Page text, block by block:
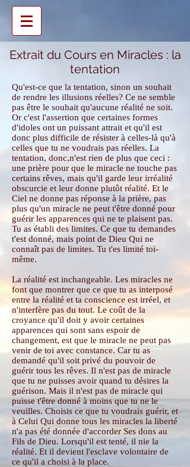
Extrait du Cours en Miracles : la
tentation
Qu'est-ce que la tentation, sinon un souhait
de rendre les illusions réelles? Ce ne semble
pas être le souhait qu'aucune réalité ne soit.
Or c'est l'assertion que certaines formes
d'idoles ont un puissant attrait et qu'il est
donc plus difficile de résister à celles-là qu'à
celles que tu ne voudrais pas réelles. La
tentation, donc,n'est rien de plus que ceci :
une prière pour que le miracle ne touche pas
certains rêves, mais qu'il garde leur irréalité
obscurcie et leur donne plutôt réalité. Et le
Ciel ne donne pas réponse à la prière, pas
plus qu'un miracle ne peut t'être donné pour
guérir les apparences qui ne te plaisent pas.
Tu as établi des limites. Ce que tu demandes
t'est donné, mais point de Dieu Qui ne
connaît pas de limites. Tu t'es limité toi-
même.
La réalité est inchangeable. Les miracles ne
font que montrer que ce que tu as interposé
entre la réalité et ta conscience est irréel, et
n'interfère pas du tout. Le coût de la
croyance qu'il doit y avoir certaines
apparences qui sont sans espoir de
changement, est que le miracle ne peut pas
venir de toi avec constance. Car tu as
demandé qu'il soit privé du pouvoir de
guérir tous les rêves. Il n'est pas de miracle
que tu ne puisses avoir quand tu désires la
guérison. Mais il n'est pas de miracle qui
puisse t'être donné à moins que tu ne le
veuilles. Choisis ce que tu voudrais guérir, et
à Celui Qui donne tous les miracles la liberté
n'a pas été donnée d'accorder Ses dons au
Fils de Dieu. Lorsqu'il est tenté, il nie la
réalité. Et il devient l'esclave volontaire de
ce qu'il a choisi à la place.